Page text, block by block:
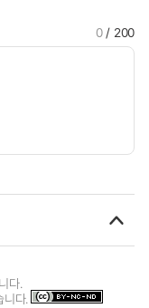
0/ 200
다.
니다.